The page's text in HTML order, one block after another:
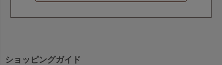
ショッピングガイド